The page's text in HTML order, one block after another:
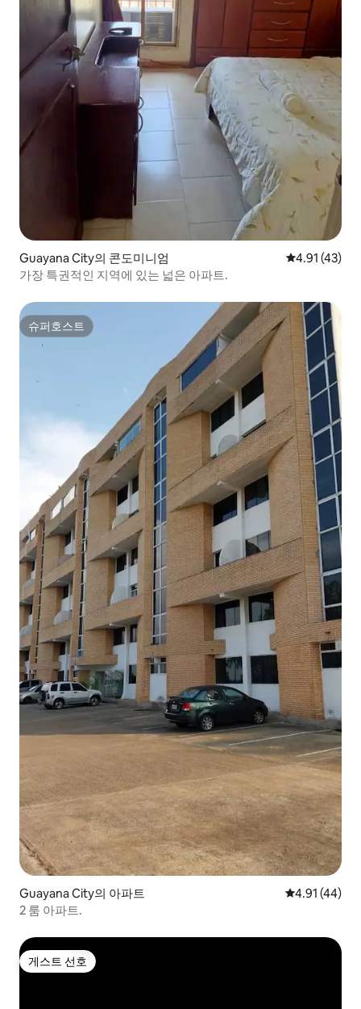
Guayana City의 콘도미니엄 평점 4.91점
4.91 (43)
가장 특권적인 지역에 있는 넓은 아파트.
슈퍼호스트
슈퍼호스트
Guayana City의 아파트 평점 4.91점
4.91 (44)
2 룸 아파트.
게스트 선호
게스트 선호